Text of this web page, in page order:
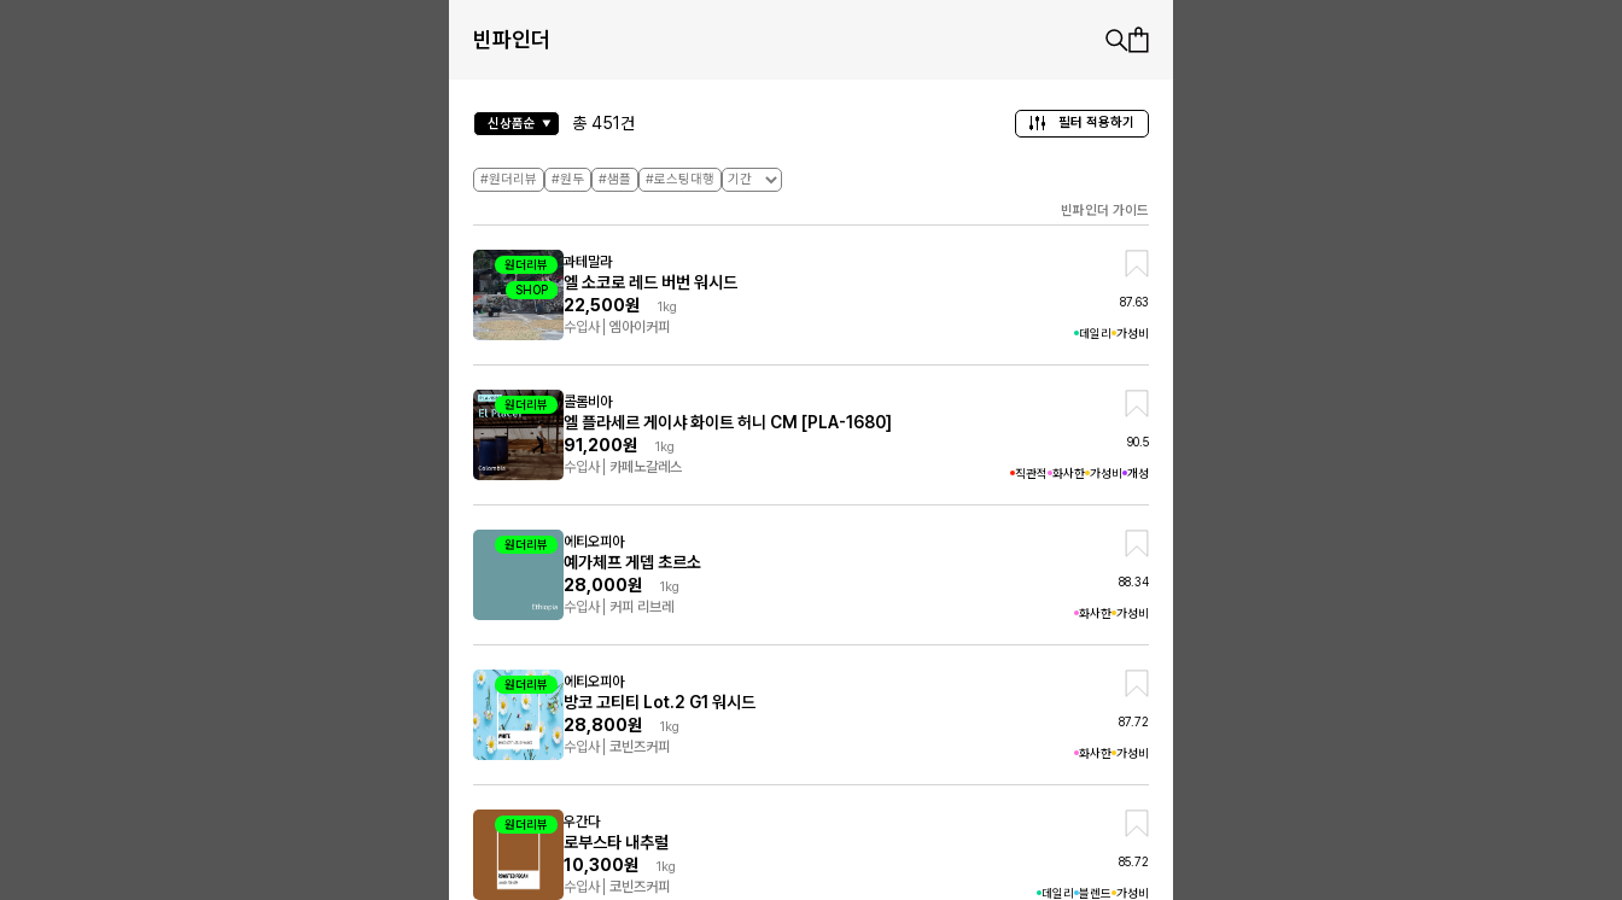
빈파인더
신상품순 총 451 건 필터 적용하기
#원더리뷰 #원두 #샘플
#로스팅대행
빈파인더 가이드
원더리뷰
샘플
SHOP
과테말라
엘 소코로 레드 버번 워시드
22,500원
1kg
수입사 엠아이커피
87.63
데일리 가성비
원더리뷰 콜롬비아
엘 플라세르 게이샤 화이트 허니 CM [PLA-1680]
91,200원
1kg
수입사 카페노갈레스
90.5
직관적 화사한 가성비 개성
원더리뷰 에티오피아
예가체프 게뎁 초르소
28,000원
1kg
수입사 커피 리브레
88.34
화사한 가성비
원더리뷰 에티오피아
방코 고티티 Lot.2 G1 워시드
28,800원
1kg
수입사 코빈즈커피
87.72
화사한 가성비
원더리뷰 우간다
로부스타 내추럴
10,300원
1kg
수입사 코빈즈커피
85.72
데일리 블렌드 가성비